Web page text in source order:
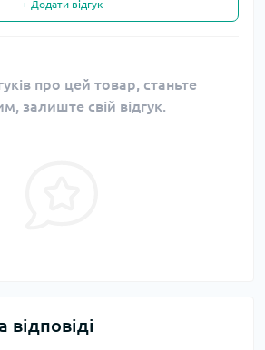
+ Додати відгук
про цей товар, станьте
залиште свій відгук.
відповіді